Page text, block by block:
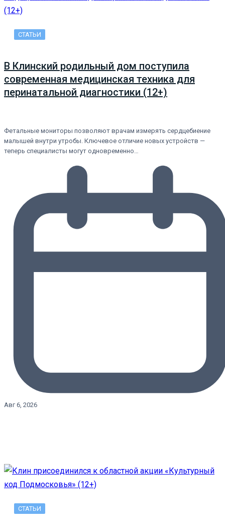
СТАТЬИ
В Клинский родильный дом поступила
современная медицинская техника для
перинатальной диагностики (12+)
Фетальные мониторы позволяют врачам измерять сердцебиение
малышей внутри утробы. Ключевое отличие новых устройств —
теперь специалисты могут одновременно…
Авг 6, 2026
СТАТЬИ